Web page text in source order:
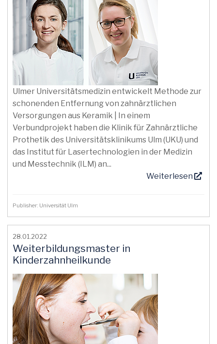
Ulmer Universitätsmedizin entwickelt Methode zur
schonenden Entfernung von zahnärztlichen
Versorgungen aus Keramik | In einem
Verbundprojekt haben die Klinik für Zahnärztliche
Prothetik des Universitätsklinikums Ulm (UKU) und
das Institut für Lasertechnologien in der Medizin
und Messtechnik (ILM) an...
Weiterlesen
Publisher: Universität Ulm
28.01.2022
Weiterbildungsmaster in
Kinderzahnheilkunde